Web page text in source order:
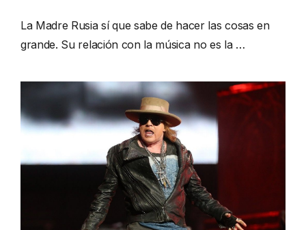
La Madre Rusia sí que sabe de hacer las cosas en
grande. Su relación con la música no es la …